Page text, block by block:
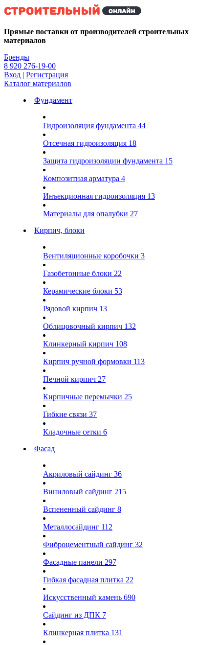
Kg
Прямые поставки от производителей строительных
материалов
Бренды
8 920 276-19-00
Вход | Регистрация
Каталог материалов
Фундамент
Гидроизоляция фундамента 44
Отсечная гидроизоляция 18
Защита гидроизоляции фундамента 15
Композитная арматура 4
Инъекционная гидроизоляция 13
Материалы для опалубки 27
Кирпич, блоки
Вентиляционные коробочки 3
Газобетонные блоки 22
Керамические блоки 53
Рядовой кирпич 13
Облицовочный кирпич 132
Клинкерный кирпич 108
Кирпич ручной формовки 113
Печной кирпич 27
Кирпичные перемычки 25
Гибкие связи 37
Кладочные сетки 6
Фасад
Акриловый сайдинг 36
Виниловый сайдинг 215
Вспененный сайдинг 8
Металлосайдинг 112
Фиброцементный сайдинг 32
Фасадные панели 297
Гибкая фасадная плитка 22
Искусственный камень 690
Сайдинг из ДПК 7
Клинкерная плитка 131